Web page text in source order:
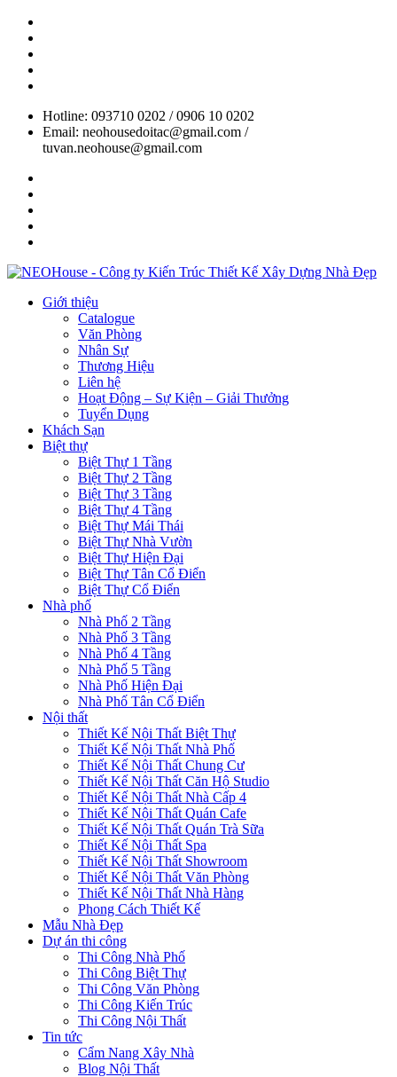
Hotline: 093710 0202 / 0906 10 0202
Email: neohousedoitac@gmail.com /
tuvan.neohouse@gmail.com
Giới thiệu
Catalogue
Văn Phòng
Nhân Sự
Thương Hiệu
Liên hệ
Hoạt Động – Sự Kiện – Giải Thưởng
Tuyển Dụng
Khách Sạn
Biệt thự
Biệt Thự 1 Tầng
Biệt Thự 2 Tầng
Biệt Thự 3 Tầng
Biệt Thự 4 Tầng
Biệt Thự Mái Thái
Biệt Thự Nhà Vườn
Biệt Thự Hiện Đại
Biệt Thự Tân Cổ Điển
Biệt Thự Cổ Điển
Nhà phố
Nhà Phố 2 Tầng
Nhà Phố 3 Tầng
Nhà Phố 4 Tầng
Nhà Phố 5 Tầng
Nhà Phố Hiện Đại
Nhà Phố Tân Cổ Điển
Nội thất
Thiết Kế Nội Thất Biệt Thự
Thiết Kế Nội Thất Nhà Phố
Thiết Kế Nội Thất Chung Cư
Thiết Kế Nội Thất Căn Hộ Studio
Thiết Kế Nội Thất Nhà Cấp 4
Thiết Kế Nội Thất Quán Cafe
Thiết Kế Nội Thất Quán Trà Sữa
Thiết Kế Nội Thất Spa
Thiết Kế Nội Thất Showroom
Thiết Kế Nội Thất Văn Phòng
Thiết Kế Nội Thất Nhà Hàng
Phong Cách Thiết Kế
Mẫu Nhà Đẹp
Dự án thi công
Thi Công Nhà Phố
Thi Công Biệt Thự
Thi Công Văn Phòng
Thi Công Kiến Trúc
Thi Công Nội Thất
Tin tức
Cẩm Nang Xây Nhà
Blog Nội Thất